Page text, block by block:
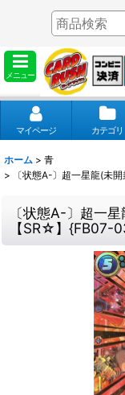
メニュー
マイページ カテゴリ
ホーム > 青
>
〔状態A-〕超一星龍(未
〔状態A-〕超一
【SR☆】{FB07-